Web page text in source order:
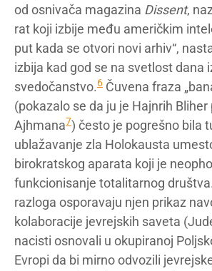
od osnivača magazina Dissent,
rat koji izbije među američkim
put kada se otvori novi arhiv“,
izbija kad god se na svetlost dana
svedočanstvo.6 Čuvena fraza
(pokazalo se da ju je Hajnrih
Ajhmana7) često je pogrešno bila
ublažavanje zla Holokausta
birokratskog aparata koji je
funkcionisanje totalitarnog
razloga osporavaju njen prikaz
kolaboracije jevrejskih saveta
nacisti osnovali u okupiranoj
Evropi da bi mirno odvozili